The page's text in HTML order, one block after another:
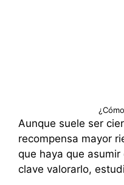
Aunque suele ser
recompensa mayor
que haya que asumir
clave valorarlo,